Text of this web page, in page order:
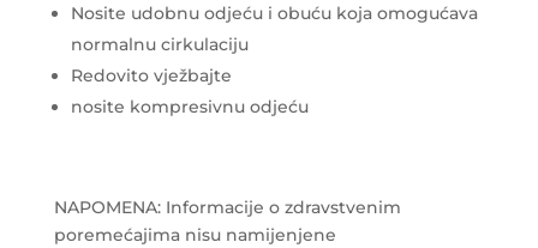
Nosite udobnu odjeću i obuću koja omogućava
normalnu cirkulaciju
Redovito vježbajte
nosite kompresivnu odjeću
NAPOMENA: Informacije o zdravstvenim
poremećajima nisu namijenjene